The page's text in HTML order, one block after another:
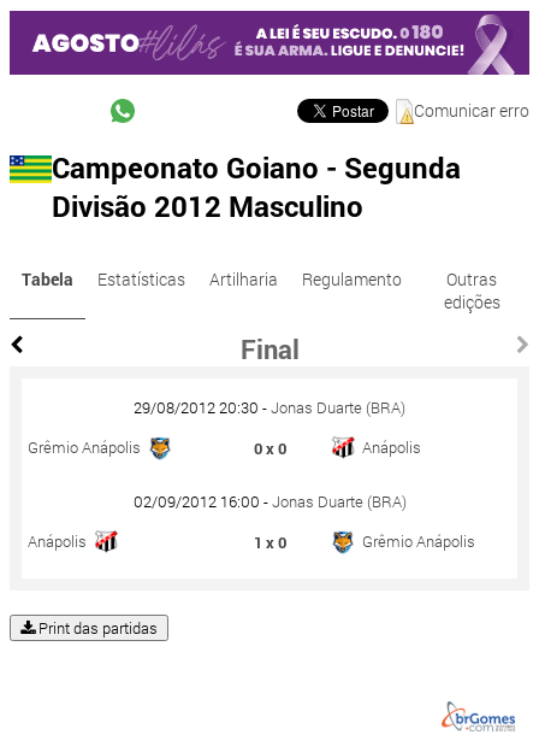
Comunicar erro
Campeonato Goiano - Segunda
Divisão 2012 Masculino
Tabela Estatísticas Artilharia Regulamento
Outras
edições
Final
29/08/2012 20:30 -Jonas Duarte (BRA)
Grêmio Anápolis
0 x 0 Anápolis
02/09/2012 16:00 -Jonas Duarte (BRA)
Anápolis
1 x 0 Grêmio Anápolis
Print das partidas